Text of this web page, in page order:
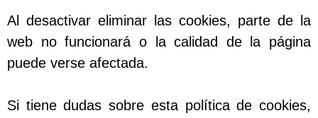
Al desactivar eliminar las cookies, parte de la
web no funcionará o la calidad de la página
puede verse afectada.
Si tiene dudas sobre esta política de cookies,